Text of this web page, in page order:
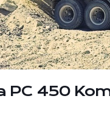
PC 450